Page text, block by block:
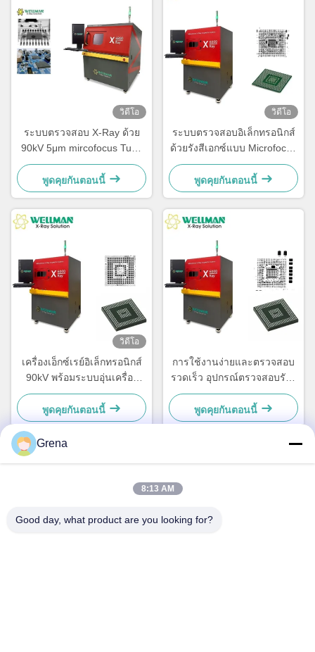
วิดีโอ
ระบบตรวจสอบ X-Ray ด้วย
90kV 5μm mircofocus Tube
X-ray และ 530x530mm
stage และ 10KG ความจุภาระ
ในการตรวจสอบอิเล็กทรอนิกส์
พูดคุยกันตอนนี้
วิดีโอ
ระบบตรวจสอบอิเล็กทรอนิกส์
ด้วยรังสีเอกซ์แบบ Microfocus
อัตโนมัติ เพื่อกระบวนการ
ตรวจสอบที่ประหยัดเวลา
พูดคุยกันตอนนี้
วิดีโอ
เครื่องเอ็กซ์เรย์อิเล็กทรอนิกส์
90kV พร้อมระบบอุ่นเครื่อง
อัตโนมัติและหน้าต่างนำทาง
อัตโนมัติ
พูดคุยกันตอนนี้
การใช้งานง่ายและตรวจสอบ
รวดเร็ว อุปกรณ์ตรวจสอบรังสี
ด้วย 130mm * 130mm พื้นที่ที่
มีประสิทธิภาพเพื่อหาความ
บกพร่องทางอิเล็กทรอนิกส์
พูดคุยกันตอนนี้
ที่อยู่
Grena
8:13 AM
Good day, what product are you looking for?